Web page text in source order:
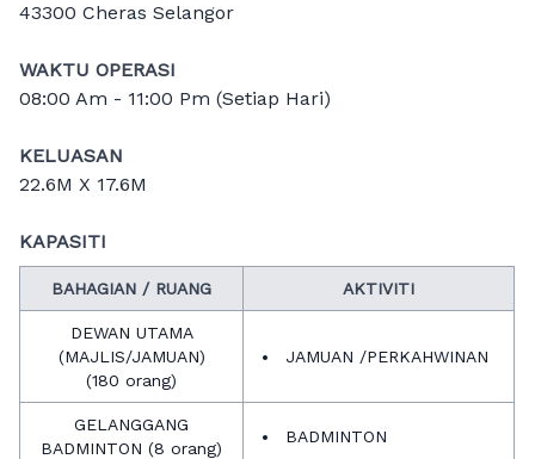
43300 Cheras Selangor
WAKTU OPERASI
08:00 Am - 11:00 Pm (Setiap Hari)
KELUASAN
22.6M X 17.6M
KAPASITI
BAHAGIAN / RUANG AKTIVITI
DEWAN UTAMA
(MAJLIS/JAMUAN)
(180 orang)
JAMUAN /PERKAHWINAN
GELANGGANG
BADMINTON (8 orang)
BADMINTON